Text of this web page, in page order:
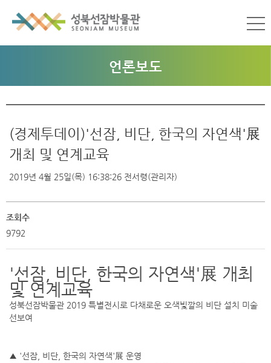
언론보도
(경제투데이)'선잠, 비단, 한국의 자연색'展
개최 및 연계교육
2019년 4월 25일(목) 16:38:26 전서령(관리자)
조회수
9792
'선잠, 비단, 한국의 자연색'展 개최
및 연계교육
성북선잠박물관 2019 특별전시로 다채로운 오색빛깔의 비단 설치 미술
선보여
▲ '선잠, 비단, 한국의 자연색'展 운영